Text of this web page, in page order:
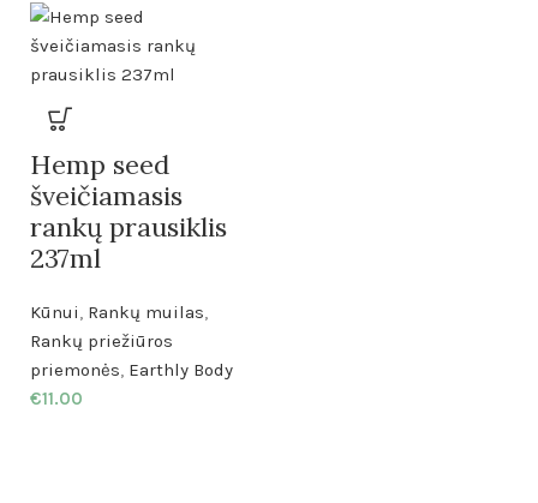
Hemp seed
šveičiamasis
rankų prausiklis
237ml
Kūnui, Rankų muilas,
Rankų priežiūros
priemonės, Earthly Body
€11.00